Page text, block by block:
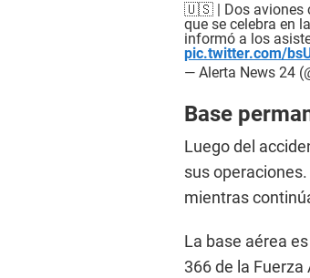
🇺🇸 | Dos aviones
que se celebra en
informó a los
pic.twitter.com/
— Alerta News 24
Base
Luego del
sus
mientras
La base aérea
366 de la